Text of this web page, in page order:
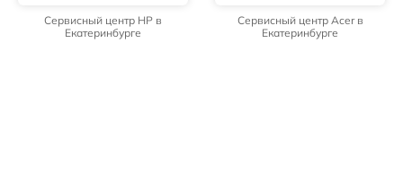
Сервисный центр HP в
Екатеринбурге
Сервисный центр Acer в
Екатеринбурге